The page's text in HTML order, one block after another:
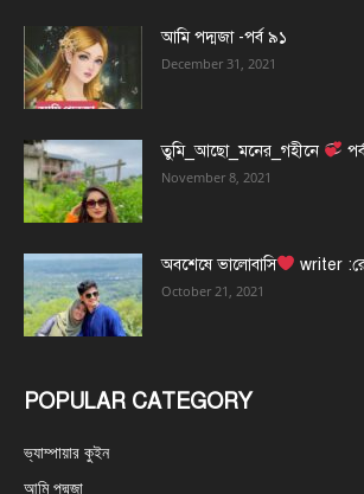
আমি পদ্মজা -পর্ব ৯১
December 31, 2021
তুমি_আছো_মনের_গহীনে
November 8, 2021
অবশেষে ভালোবাসি writer
October 21, 2021
POPULAR CATEGORY
ভ্যাম্পায়ার কুইন
আমি পদ্মজা